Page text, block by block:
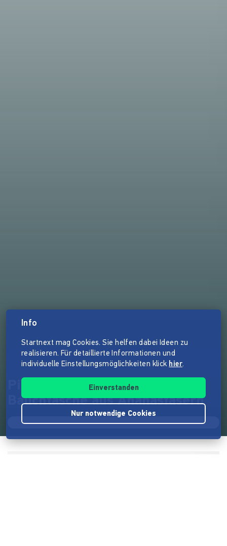
Piñerka - Deine vegane
Bauchtasche aus Ananasfasern
Info
Startnext mag Cookies. Sie helfen dabei Ideen zu
realisieren. Für detaillierte Informationen und
individuelle Einstellungsmöglichkeiten klick hier.
Einverstanden
Nur notwendige Cookies